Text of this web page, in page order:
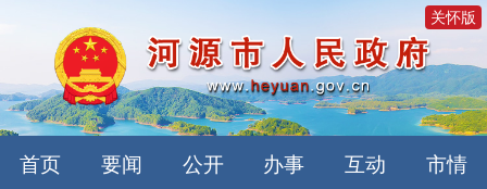
关怀版
首页 要闻 公开 办事 互动 市情